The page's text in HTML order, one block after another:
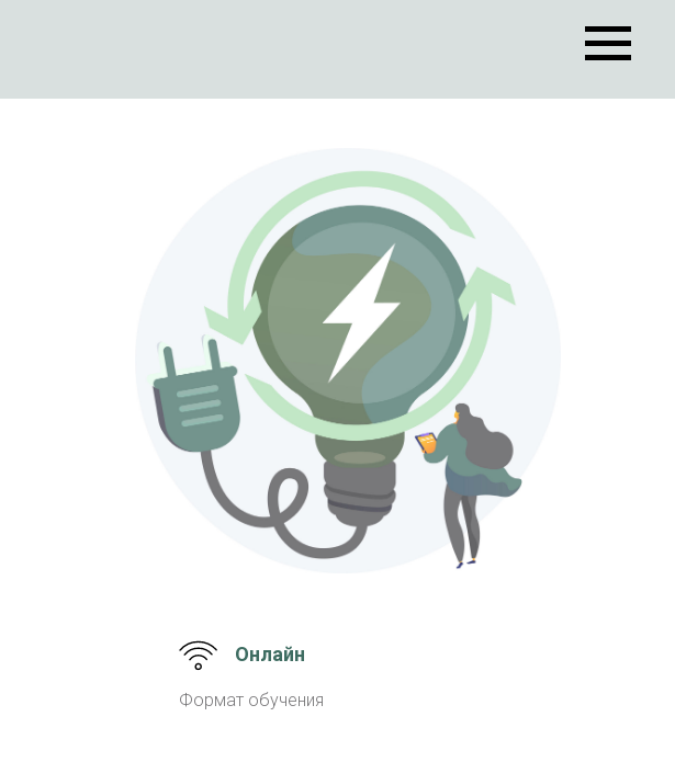
Онлайн
Формат обучения